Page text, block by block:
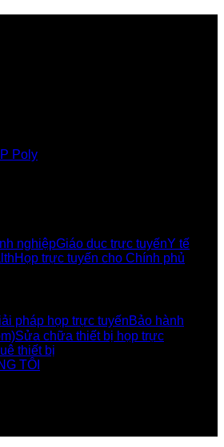
Poly
nghiệpGiáo dục trực tuyếnY tế
Họp trực tuyến cho Chính phủ
pháp họp trực tuyếnBảo hành
Sửa chữa thiết bị họp trực
thiết bị
TÔI